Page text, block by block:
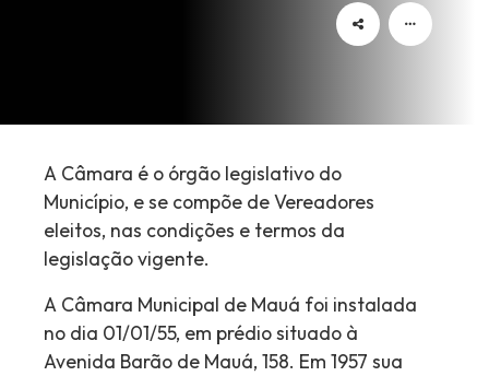
A Câmara é o órgão legislativo do
Município, e se compõe de Vereadores
eleitos, nas condições e termos da
legislação vigente.
A Câmara Municipal de Mauá foi instalada
no dia 01/01/55, em prédio situado à
Avenida Barão de Mauá, 158. Em 1957 sua